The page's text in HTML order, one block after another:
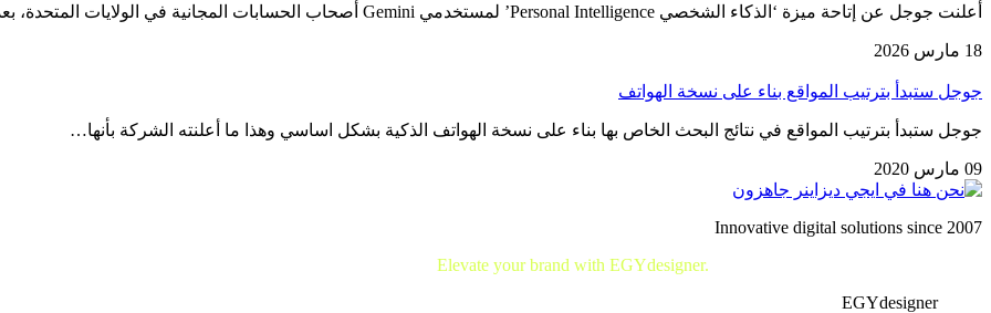
أعلنت جوجل عن إتاحة ميزة ‘الذكاء الشخصي Personal Intelligence’ لمستخدمي Gemini أصحاب الحسابات المجانية في الولايات المتحدة، بعد أن كانت…
18 مارس 2026
جوجل ستبدأ بترتيب المواقع بناء على نسخة الهواتف
جوجل ستبدأ بترتيب المواقع في نتائج البحث الخاص بها بناء على نسخة الهواتف الذكية بشكل اساسي وهذا ما أعلنته الشركة بأنها…
09 مارس 2020
Innovative digital solutions since 2007
Elevate your brand with EGYdesigner.
EGYdesigner